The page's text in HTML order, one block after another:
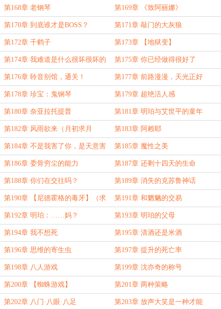
第168章 老钢琴 第169章 《致阿丽娜》
第170章 到底谁才是BOSS？ 第171章 敲门的大灰狼
第172章 千鹤子 第173章 【地狱变】
第174章 我难道是什么很坏很坏的
人吗？
第175章 你已经做得很好了
第176章 聆音别馆，通关！ 第177章 前路漫漫，天光正好
第178章 珍宝：鬼钢琴 第179章 超绝活人感
第180章 奈亚拉托提普 第181章 明珀与艾世平的童年
第182章 风雨欲来（月初求月
票！）
第183章 阿赖耶
第184章 不是我害了你，是天意害
了你啊
第185章 魔性之美
第186章 委骨穷尘的能力 第187章 还剩十四天的生命
第188章 你们在交往吗？ 第189章 消失的克苏鲁神话
第190章 【尼德霍格的毒牙】（求
月票）
第191章 和魍魉的交易
第192章 明珀：……妈？ 第193章 明珀的父母
第194章 我不想死 第195章 清酒还是米酒
第196章 思维的寄生虫 第197章 提升的死亡率
第198章 八人游戏 第199章 沈亦奇的称号
第200章 【蜘蛛游戏】 第201章 两种策略
第202章 八门·八眼·八足 第203章 放声大笑是一种才能